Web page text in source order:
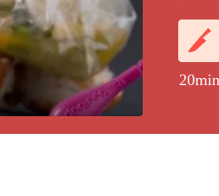
soja
lait
20min